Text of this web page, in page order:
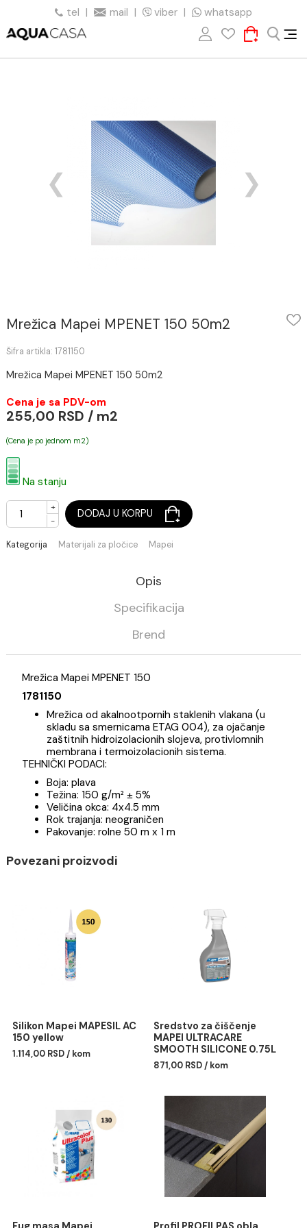
tel | mail | viber | whatsapp
Mrežica Mapei MPENET 150 50m2
Mrežica Mapei MPENET 150 50m2
Cena je sa PDV-om
255,00 RSD / m2
(Cena je po jednom m2)
Materijali za pločice Mapei
Specifikacija
Mrežica Mapei MPENET 150
1781150
Mrežica od akalnootpornih staklenih vlakana (u
skladu sa smernicama ETAG 004), za ojačanje
zaštitnih hidroizolacionih slojeva, protivlomnih
membrana i termoizolacionih sistema.
Boja: plava
Rok trajanja: neograničen
Pakovanje: rolne 50 m x 1 m
Povezani proizvodi
Silikon Mapei MAPESIL AC
150 yellow
1.114,00 RSD / kom
Sredstvo za čiščenje
MAPEI ULTRACARE
SMOOTH SILICONE 0.75L
871,00 RSD / kom